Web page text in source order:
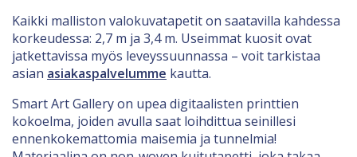
Kaikki malliston valokuvatapetit on saatavilla kahdessa
korkeudessa: 2,7 m ja 3,4 m. Useimmat kuosit ovat
jatkettavissa myös leveyssuunnassa – voit tarkistaa
asian asiakaspalvelumme kautta.
Smart Art Gallery on upea digitaalisten printtien
kokoelma, joiden avulla saat loihdittua seinillesi
ennenkokemattomia maisemia ja tunnelmia!